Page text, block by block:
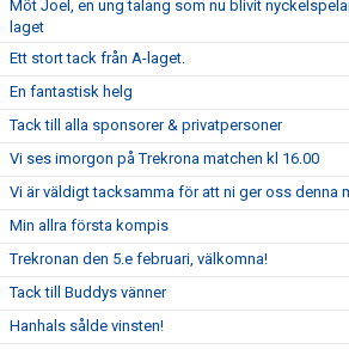
Möt Joel, en ung talang som nu blivit
laget
Ett stort tack från A-laget.
En fantastisk helg
Tack till alla sponsorer & privatpersoner
Vi ses imorgon på Trekrona matchen kl 16.00
Vi är väldigt tacksamma för att ni ger oss denna
Min allra första kompis
Trekronan den 5.e februari, välkomna!
Tack till Buddys vänner
Hanhals sålde vinsten!